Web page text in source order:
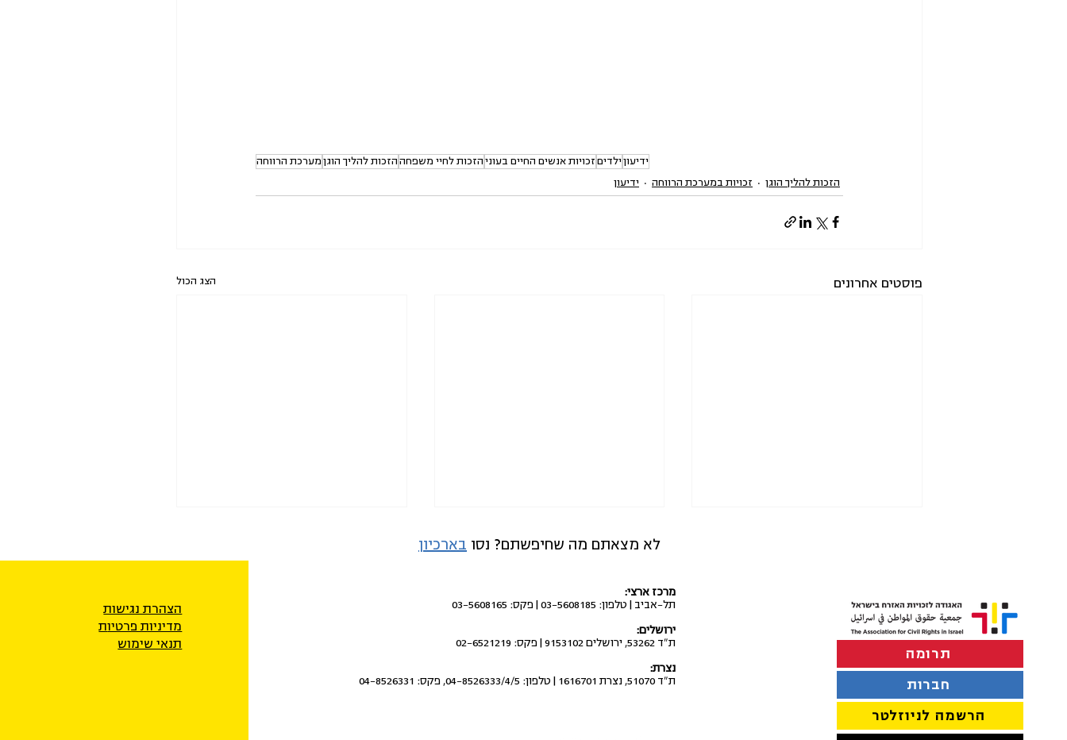
ידיעון ילדים זכויות אנשים החיים בעוני הזכות לחיי משפחה הזכות להליך הוגן מערכת הרווחה
הזכות להליך הוגן
זכויות במערכת הרווחה ידיעון
פוסטים אחרונים הצג הכול
להצטרף להליך על פסילת מפלגת
ומתורגמנוּת בבתי המשפט
לא מצאתם מה שחיפשתם? נסו בארכיון
הצהרת נגישות
מדיניות פרטיות
תנאי שימוש
מרכז ארצי:
תל-אביב | טלפון: 03-5608185 | פקס: 03-5608165
ירושלים:
ת"ד 53262, ירושלים 9153102 | פקס: 02-6521219
נצרת:
ת"ד 51070, נצרת 1616701 | טלפון: 04-8526333/4/5, פקס: 04-8526331
תרומה
חברות
הרשמה לניוזלטר